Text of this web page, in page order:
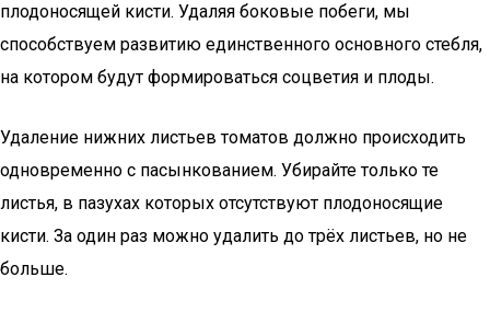
плодоносящей кисти. Удаляя боковые побеги, мы
способствуем развитию единственного основного стебля,
на котором будут формироваться соцветия и плоды.
Удаление нижних листьев томатов должно происходить
одновременно с пасынкованием. Убирайте только те
листья, в пазухах которых отсутствуют плодоносящие
кисти. За один раз можно удалить до трёх листьев, но не
больше.